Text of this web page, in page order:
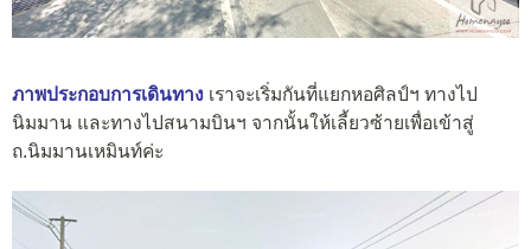
ภาพประกอบการเดินทาง เราจะเริ่มกันที่แยกหอศิลป์ฯ ทางไป
นิมมาน และทางไปสนามบินฯ จากนั้นให้เลี้ยวซ้ายเพื่อเข้าสู่
ถ.นิมมานเหมินท์ค่ะ